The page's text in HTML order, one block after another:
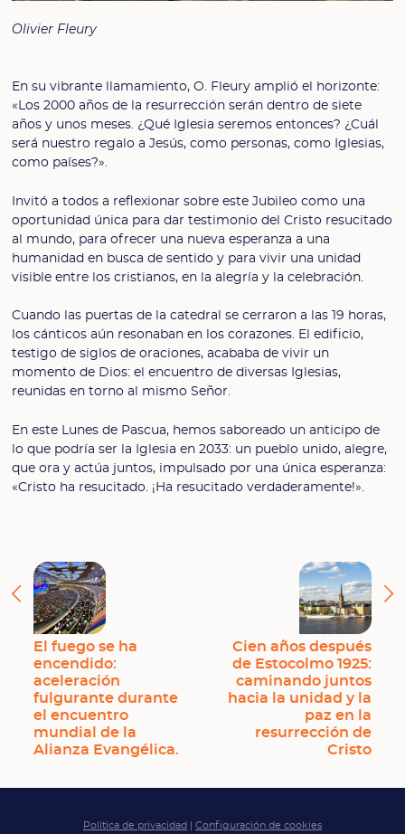
Olivier Fleury
En su vibrante llamamiento, O. Fleury amplió el horizonte:
«Los 2000 años de la resurrección serán dentro de siete
años y unos meses. ¿Qué Iglesia seremos entonces? ¿Cuál
será nuestro regalo a Jesús, como personas, como Iglesias,
como países?».
Invitó a todos a reflexionar sobre este Jubileo como una
oportunidad única para dar testimonio del Cristo resucitado
al mundo, para ofrecer una nueva esperanza a una
humanidad en busca de sentido y para vivir una unidad
visible entre los cristianos, en la alegría y la celebración.
Cuando las puertas de la catedral se cerraron a las 19 horas,
los cánticos aún resonaban en los corazones. El edificio,
testigo de siglos de oraciones, acababa de vivir un
momento de Dios: el encuentro de diversas Iglesias,
reunidas en torno al mismo Señor.
En este Lunes de Pascua, hemos saboreado un anticipo de
lo que podría ser la Iglesia en 2033: un pueblo unido, alegre,
que ora y actúa juntos, impulsado por una única esperanza:
«Cristo ha resucitado. ¡Ha resucitado verdaderamente!».
El fuego se ha
encendido:
aceleración
fulgurante durante
el encuentro
mundial de la
Alianza Evangélica.
Cien años después
de Estocolmo 1925:
caminando juntos
hacia la unidad y la
paz en la
resurrección de
Cristo
Política de privacidad Configuración de cookies